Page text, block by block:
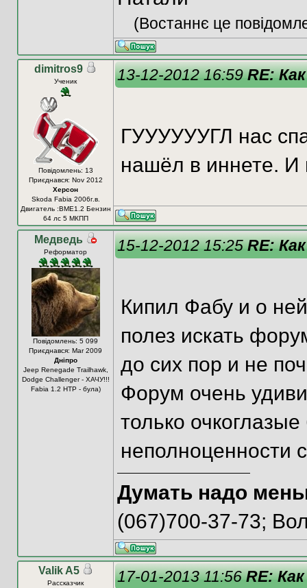
(Востаннє це
dimitros9
Ученик
Повідомлень: 13
Приєднався: Nov 2012
Херсон
Skoda Fabia 2006г.в.
Двигатель :BME1.2 Бензин
64 лс 5 МКПП
13-12-2012 16:59RE:
ГУУУУУУГЛ нас
нашёл в иннете.
Медведь
Реформатор
Повідомлень: 5 099
Приєднався: Mar 2009
Дніпро
Jeep Renegade Trailhawk,
Dodge Challenger - ХАЧУ!!!
Fabia 1.2 HTP - була)
15-12-2012 15:25RE:
Кипил Фабу и о
полез искать
до сих пор и не
Форум очень
только
неполноценности
Думать надо
(067)700-37-73;
Valik A5
Рассказчик 17-01-2013 11:56RE: